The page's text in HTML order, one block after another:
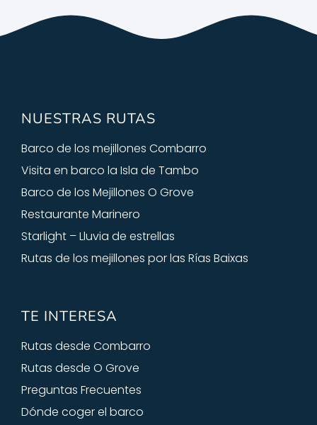
NUESTRAS RUTAS
Barco de los mejillones Combarro
Visita en barco la Isla de Tambo
Barco de los Mejillones O Grove
Restaurante Marinero
Starlight – Lluvia de estrellas
Rutas de los mejillones por las Rías Baixas
TE INTERESA
Rutas desde Combarro
Rutas desde O Grove
Preguntas Frecuentes
Dónde coger el barco